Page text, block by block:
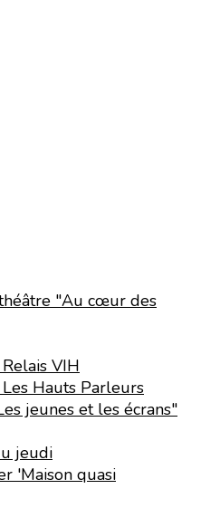
"Au cœur des
VIH
Hauts Parleurs
jeunes et les écrans"
jeudi
'Maison quasi